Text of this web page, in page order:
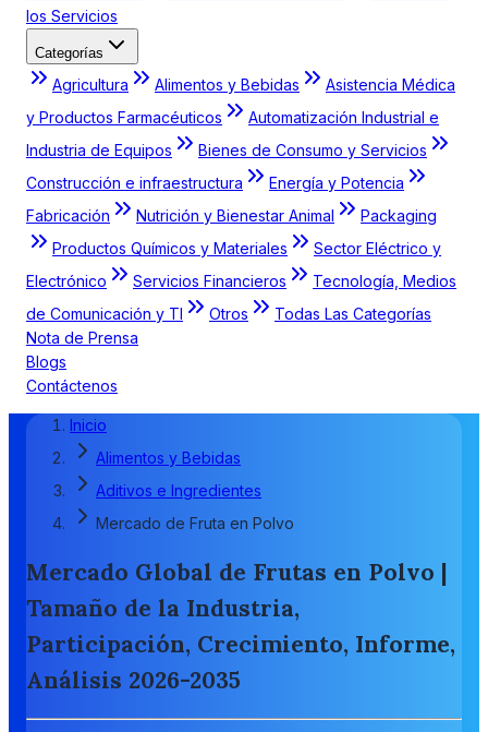
los Servicios
Categorías
Agricultura Alimentos y Bebidas
Asistencia Médica
y Productos Farmacéuticos
Automatización Industrial e
Industria de Equipos
Bienes de Consumo y Servicios
Construcción e infraestructura
Energía y Potencia
Fabricación
Nutrición y Bienestar Animal
Packaging
Productos Químicos y Materiales
Sector Eléctrico y
Electrónico
Servicios Financieros
Tecnología, Medios
de Comunicación y TI
Otros
Todas Las Categorías
Nota de Prensa
Blogs
Contáctenos
Inicio
Alimentos y Bebidas
Aditivos e Ingredientes
Mercado de Fruta en Polvo
Mercado Global de Frutas en Polvo |
Tamaño de la Industria,
Participación, Crecimiento, Informe,
Análisis 2026-2035